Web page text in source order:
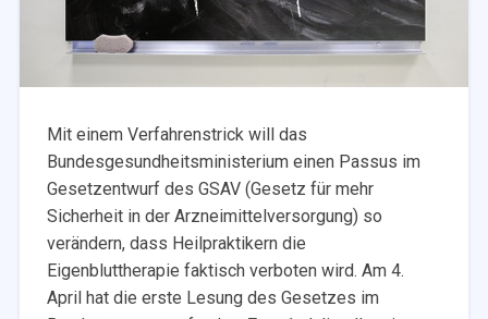
Mit einem Verfahrenstrick will das
Bundesgesundheitsministerium einen Passus im
Gesetzentwurf des GSAV (Gesetz für mehr
Sicherheit in der Arzneimittelversorgung) so
verändern, dass Heilpraktikern die
Eigenbluttherapie faktisch verboten wird. Am 4.
April hat die erste Lesung des Gesetzes im